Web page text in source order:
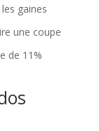
gaines
une coupe
de 11%